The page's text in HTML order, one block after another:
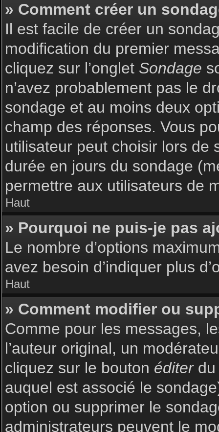
» Comment créer un
Il est facile de créer un
modification du premier
cliquez sur l’onglet Sondage
n’avez probablement pas le
sondage et au moins deux
champ des réponses. Vous
utilisateur peut choisir lors de
durée en jours du sondage
permettre aux utilisateurs de
Haut
» Pourquoi ne puis-je pas
Le nombre d’options
avez besoin d’indiquer plus
Haut
» Comment modifier ou
Comme pour les messages,
l’auteur original, un
cliquez sur le bouton éditerdu
auquel est associé le
option ou supprimer le
administrateurs peuvent le